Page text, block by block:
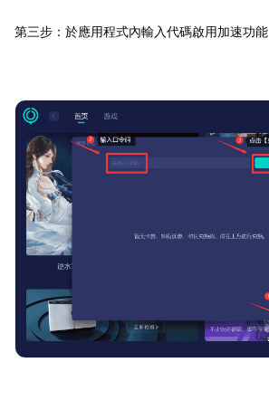
第三步：於應用程式內輸入代碼啟用加速功能